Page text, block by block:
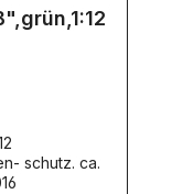
schutz. ca.